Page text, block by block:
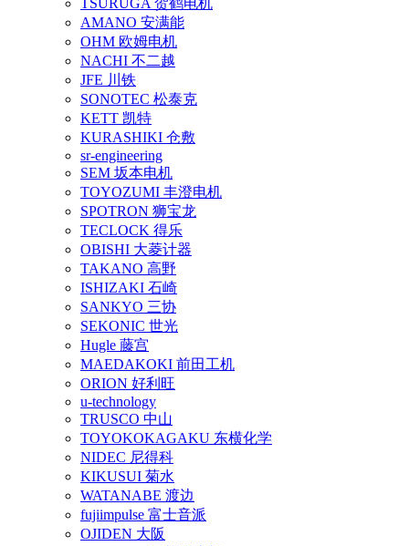
TSURUGA 贺鹤电机
AMANO 安满能
OHM 欧姆电机
NACHI 不二越
JFE 川铁
SONOTEC 松泰克
KETT 凯特
KURASHIKI 仓敷
sr-engineering
SEM 坂本电机
TOYOZUMI 丰澄电机
SPOTRON 狮宝龙
TECLOCK 得乐
OBISHI 大菱计器
TAKANO 高野
ISHIZAKI 石崎
SANKYO 三协
SEKONIC 世光
Hugle 藤宫
MAEDAKOKI 前田工机
ORION 好利旺
u-technology
TRUSCO 中山
TOYOKOKAGAKU 东横化学
NIDEC 尼得科
KIKUSUI 菊水
WATANABE 渡边
fujiimpulse 富士音派
OJIDEN 大阪